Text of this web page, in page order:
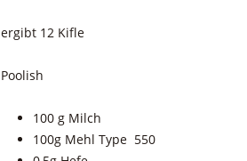
ergibt 12 Kifle
Poolish
100 g Milch
100g Mehl Type 550